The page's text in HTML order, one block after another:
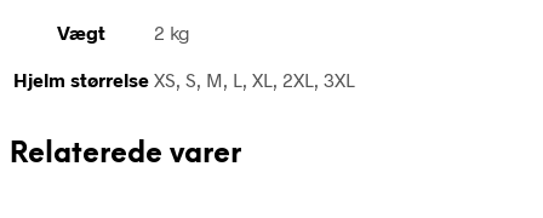
Vægt 2 kg
Hjelm størrelse XS, S, M, L, XL, 2XL, 3XL
Relaterede varer